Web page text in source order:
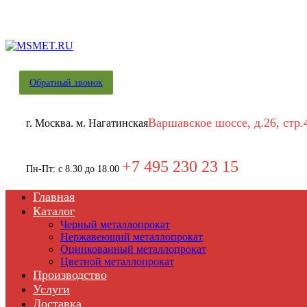
Обратный звонок
г. Москва. м. НагатинскаяВаршавское шоссе, д.26,
Пн-Пт: с 8.30 до 18.00 +7 495 230 23 15
Главная
Каталог
Черный металлопрокат
Нержавеющий металлопрокат
Оцинкованный металлопрокат
Цветной металлопрокат
Производство
Услуги
Доставка